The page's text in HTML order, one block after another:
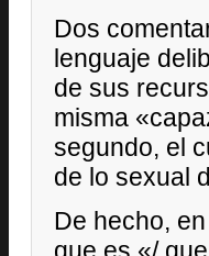
Dos
lenguaje
de sus
misma
segundo, el
de lo sexual
De hecho,